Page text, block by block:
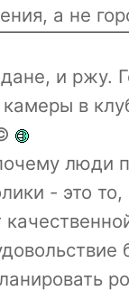
а не
и ржу.
в
люди
- это то,